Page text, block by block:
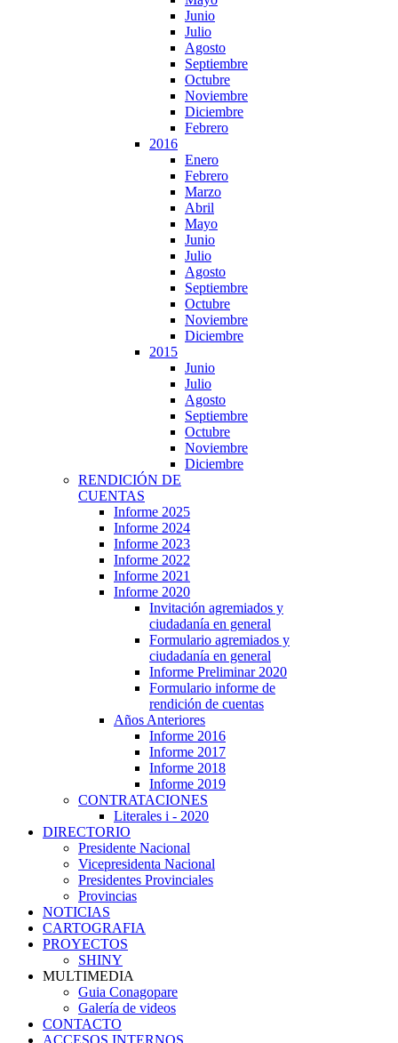
Junio
Julio
Agosto
Septiembre
Octubre
Noviembre
Diciembre
Febrero
2016
Enero
Febrero
Marzo
Abril
Mayo
Junio
Julio
Agosto
Septiembre
Octubre
Noviembre
Diciembre
2015
Junio
Julio
Agosto
Septiembre
Octubre
Noviembre
Diciembre
RENDICIÓN DE
CUENTAS
Informe 2025
Informe 2024
Informe 2023
Informe 2022
Informe 2021
Informe 2020
Invitación agremiados y
ciudadanía en general
Formulario agremiados y
ciudadanía en general
Informe Preliminar 2020
Formulario informe de
rendición de cuentas
Años Anteriores
Informe 2016
Informe 2017
Informe 2018
Informe 2019
CONTRATACIONES
Literales i - 2020
DIRECTORIO
Presidente Nacional
Vicepresidenta Nacional
Presidentes Provinciales
Provincias
NOTICIAS
CARTOGRAFIA
PROYECTOS
SHINY
MULTIMEDIA
Guia Conagopare
Galería de videos
CONTACTO
ACCESOS INTERNOS